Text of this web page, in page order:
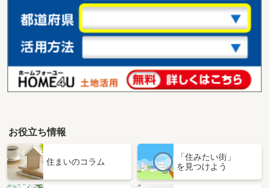
お役立ち情報
住まいのコラム
「住みたい街」
を見つけよう